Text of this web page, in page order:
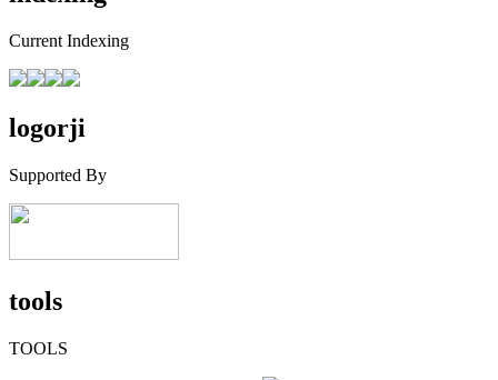
Current Indexing
logorji
Supported By
tools
TOOLS